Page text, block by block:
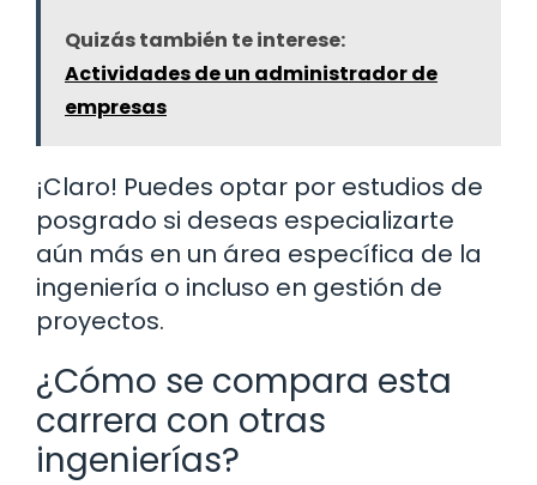
Quizás también te interese:
Actividades de un administrador de
empresas
¡Claro! Puedes optar por estudios de
posgrado si deseas especializarte
aún más en un área específica de la
ingeniería o incluso en gestión de
proyectos.
¿Cómo se compara esta
carrera con otras
ingenierías?